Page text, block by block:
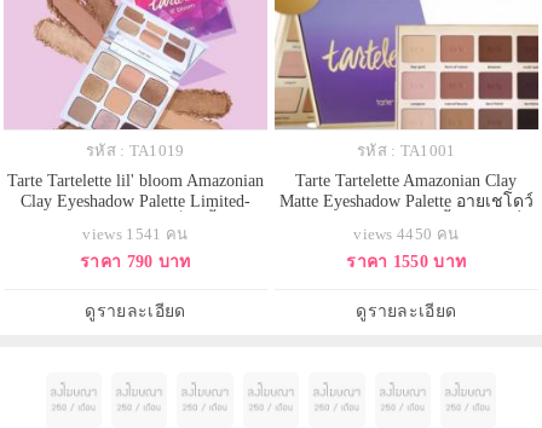
รหัส : TA1019
Tarte Tartelette lil' bloom Amazonian
Clay Eyeshadow Palette Limited-
กล่อง) พาเลตอายแชโดว์
โทนwarmneutralซึ่งเป็นโทนที่
และชิมเมอร์ละเอียดยิบพิกเมนต์แน่น
มีทั้งหมด 9เฉดสี พร้อมเสริมควา
views 1541 คน
ราคา 790 บาท
ดูรายละเอียด
รหัส : TA1001
Tarte Tartelette Amazonian Clay
Matte Eyeshadow Palette อายเชโดว์
รังสรรค์จากแรงบันดาลใจ ให้ผู้หญิง
มีความมั่นใจในทุกวัน ด้วยอายชา
สวยได้ในทุกโอกาส บำรุงผิวจาก
ส่วนผสมของ พร้อมการบำรุง
views 4450 คน
ราคา 1550 บาท
ดูรายละเอียด